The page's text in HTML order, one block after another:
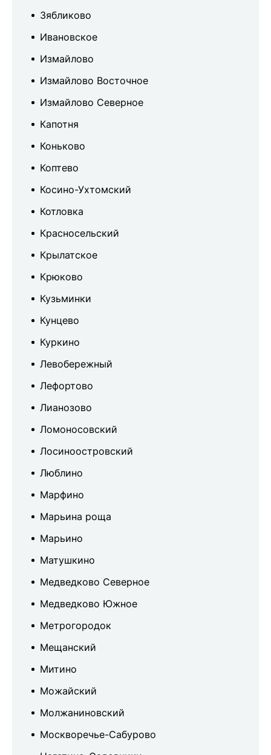
Зябликово
Ивановское
Измайлово
Измайлово Восточное
Измайлово Северное
Капотня
Коньково
Коптево
Косино-Ухтомский
Котловка
Красносельский
Крылатское
Крюково
Кузьминки
Кунцево
Куркино
Левобережный
Лефортово
Лианозово
Ломоносовский
Лосиноостровский
Люблино
Марфино
Марьина роща
Марьино
Матушкино
Медведково Северное
Медведково Южное
Метрогородок
Мещанский
Митино
Можайский
Молжаниновский
Москворечье-Сабурово